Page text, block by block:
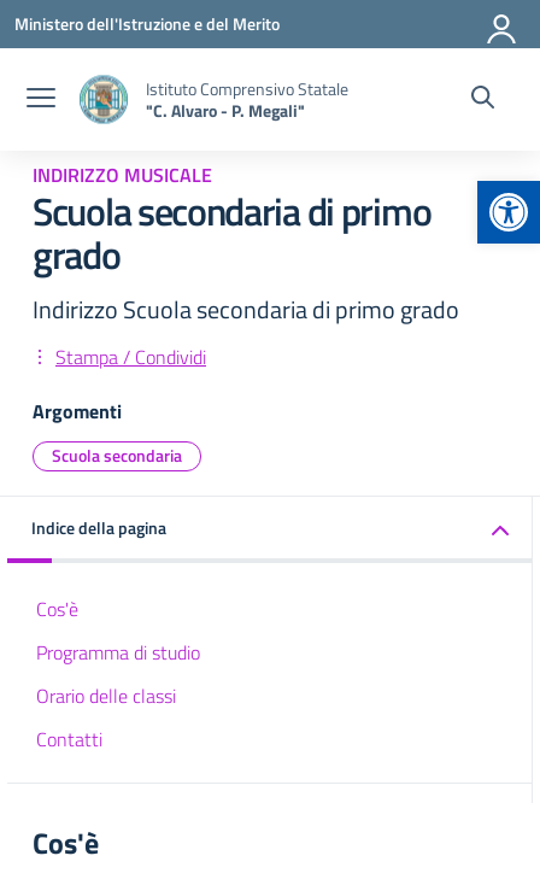
Vai ai contenuti
Vai al menu di navigazione
Vai al footer
Ministero dell'Istruzione e del Merito
Istituto Comprensivo Statale
"C. Alvaro - P. Megali"
INDIRIZZO MUSICALE
Scuola secondaria di primo
grado
Indirizzo Scuola secondaria di primo grado
Stampa / Condividi
Argomenti
Scuola secondaria
Indice della pagina
Cos'è
Programma di studio
Orario delle classi
Contatti
Cos'è